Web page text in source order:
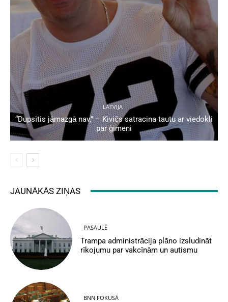
LATVIJA
“Dupsītis jāmazgā nav,” – Kivičs satracina tautu ar viedokli
par ģimeni
JAUNĀKĀS ZIŅAS
PASAULĒ
Trampa administrācija plāno izsludināt
rīkojumu par vakcīnām un autismu
BNN FOKUSĀ